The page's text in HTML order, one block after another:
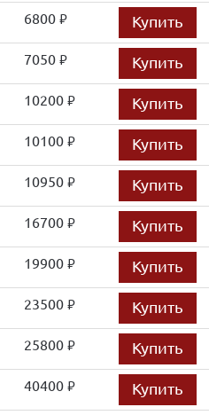
6800 руб. Купить
7050 руб. Купить
10200 руб. Купить
10100 руб. Купить
10950 руб. Купить
16700 руб. Купить
19900 руб. Купить
23500 руб. Купить
25800 руб. Купить
40400 руб. Купить